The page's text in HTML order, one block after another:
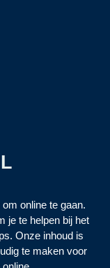
online te gaan.
je te helpen bij het
Onze inhoud is
te maken voor